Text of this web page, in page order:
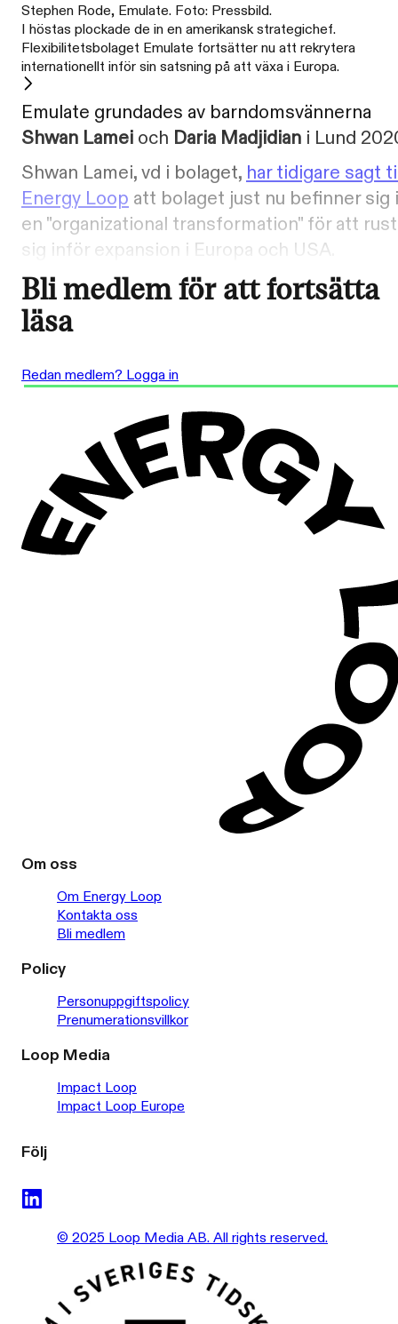
Stephen Rode, Emulate. Foto: Pressbild.
I höstas plockade de in en amerikansk strategichef.
Flexibilitetsbolaget Emulate fortsätter nu att rekrytera
internationellt inför sin satsning på att växa i Europa.
Emulate grundades av barndomsvännerna
Shwan Lamei och Daria Madjidian i Lund
Shwan Lamei, vd i bolaget, har tidigare sagt
Energy Loop att bolaget just nu befinner sig i
en "organizational transformation" för att
sig inför expansion i Europa och USA.
Bli medlem för att fortsätta
läsa
Redan medlem? Logga in
Om oss
Om Energy Loop
Kontakta oss
Bli medlem
Policy
Personuppgiftspolicy
Prenumerationsvillkor
Loop Media
Impact Loop
Impact Loop Europe
Följ
© 2025 Loop Media AB. All rights reserved.